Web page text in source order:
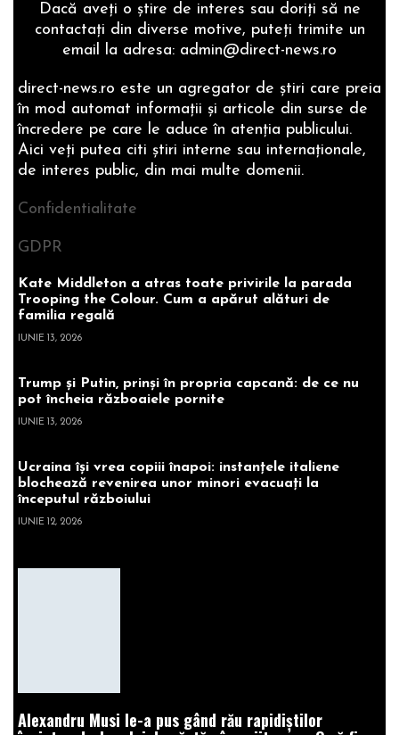
Dacă aveţi o ştire de interes sau doriţi să ne
contactaţi din diverse motive, puteţi trimite un
email la adresa: admin@direct-news.ro
direct-news.ro este un agregator de ştiri care preia
în mod automat informaţii şi articole din surse de
încredere pe care le aduce în atenţia publicului.
Aici veţi putea citi ştiri interne sau internaţionale,
de interes public, din mai multe domenii.
Confidentialitate
GDPR
Kate Middleton a atras toate privirile la parada
Trooping the Colour. Cum a apărut alături de
familia regală
IUNIE 13, 2026
Trump și Putin, prinși în propria capcană: de ce nu
pot încheia războaiele pornite
IUNIE 13, 2026
Ucraina își vrea copiii înapoi: instanțele italiene
blochează revenirea unor minori evacuați la
începutul războiului
IUNIE 12, 2026
Alexandru Musi le-a pus gând rău rapidiștilor